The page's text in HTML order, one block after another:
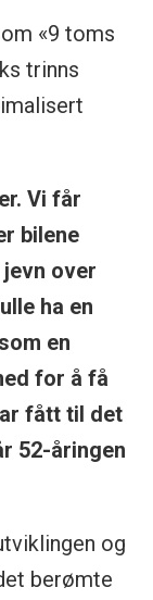
«9 toms
trinns
Vi får
bilene
over
ha en
en
for å få
fått til det
52-åringen
og
berømte